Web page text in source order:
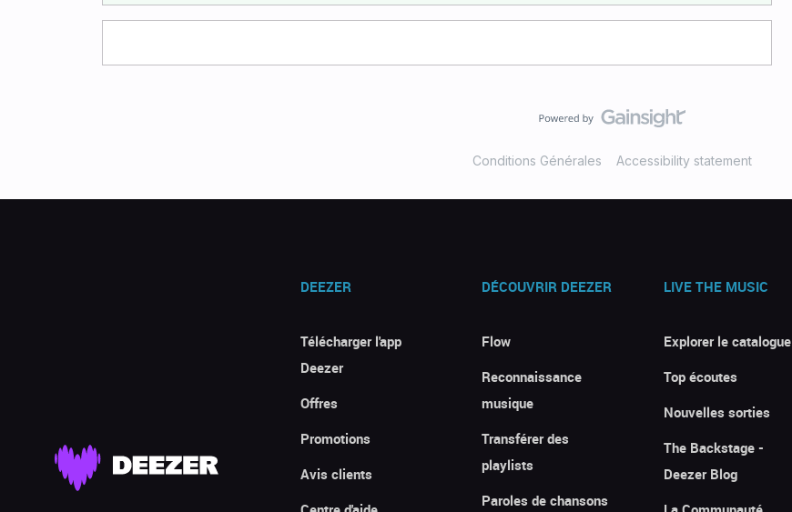
Conditions Générales Accessibility statement
DEEZER
Télécharger l'app
Deezer
Offres
Promotions
Avis clients
DÉCOUVRIR DEEZER
Flow
Reconnaissance
musique
Transférer des
playlists
Paroles de chansons
LIVE THE MUSIC
Explorer le catalogue
Top écoutes
Nouvelles sorties
The Backstage -
Deezer Blog